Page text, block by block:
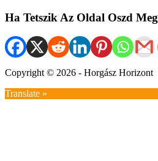
Ha Tetszik Az Oldal Oszd Meg
Copyright © 2026 - Horgász Horizont
Translate »